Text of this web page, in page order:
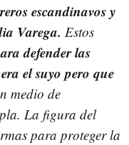
escandinavos y
Varega. Estos
defender las
el suyo pero que
medio de
La figura del
para proteger la